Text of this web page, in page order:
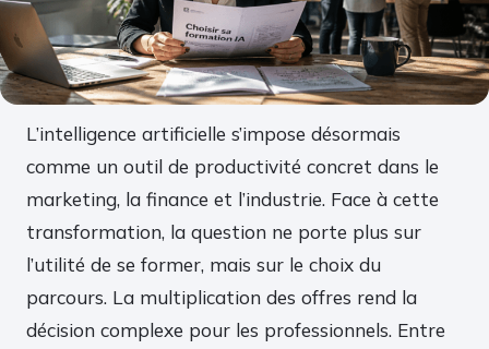
L’intelligence artificielle s’impose désormais
comme un outil de productivité concret dans le
marketing, la finance et l’industrie. Face à cette
transformation, la question ne porte plus sur
l’utilité de se former, mais sur le choix du
parcours. La multiplication des offres rend la
décision complexe pour les professionnels. Entre